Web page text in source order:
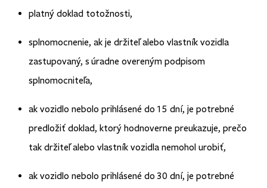
platný doklad totožnosti,
splnomocnenie, ak je držiteľ alebo vlastník vozidla
zastupovaný, s úradne overeným podpisom
splnomocniteľa,
ak vozidlo nebolo prihlásené do 15 dní, je potrebné
predložiť doklad, ktorý hodnoverne preukazuje, prečo
tak držiteľ alebo vlastník vozidla nemohol urobiť,
ak vozidlo nebolo prihlásené do 30 dní, je potrebné